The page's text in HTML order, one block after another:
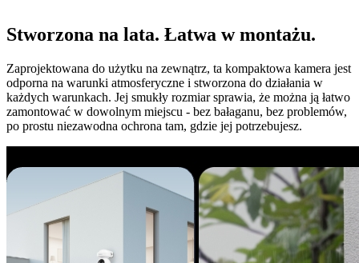
Stworzona na lata. Łatwa w montażu.
Zaprojektowana do użytku na zewnątrz, ta kompaktowa kamera jest
odporna na warunki atmosferyczne i stworzona do działania w
każdych warunkach. Jej smukły rozmiar sprawia, że można ją łatwo
zamontować w dowolnym miejscu - bez bałaganu, bez problemów,
po prostu niezawodna ochrona tam, gdzie jej potrzebujesz.